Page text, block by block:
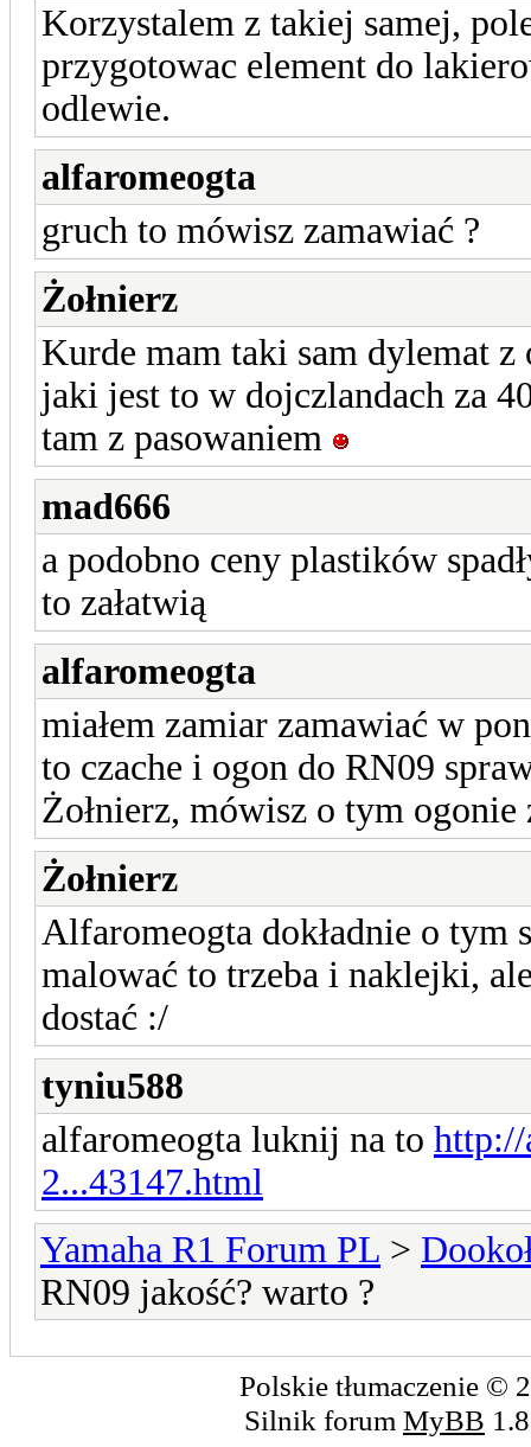
Korzystalem z takiej samej,
przygotowac element do
odlewie.
alfaromeogta
gruch to mówisz zamawiać ?
Żołnierz
Kurde mam taki sam dylemat
jaki jest to w dojczlandach za
tam z pasowaniem
mad666
a podobno ceny plastików
to załatwią
alfaromeogta
miałem zamiar zamawiać w
to czache i ogon do RN09
Żołnierz, mówisz o tym ogonie
Żołnierz
Alfaromeogta dokładnie o tym
malować to trzeba i naklejki,
dostać :/
tyniu588
alfaromeogta luknij na to http://
2...43147.html
Yamaha R1 Forum PL >
RN09 jakość? warto ?
Polskie tłumaczenie ©
Silnik forum MyBB